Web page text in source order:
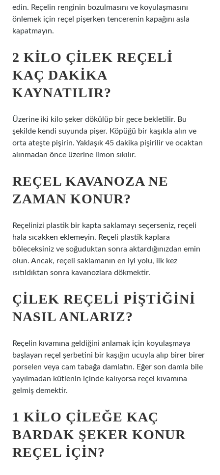
edin. Reçelin renginin bozulmasını ve koyulaşmasını
önlemek için reçel pişerken tencerenin kapağını asla
kapatmayın.
2 KILO ÇILEK REÇELI
KAÇ DAKIKA
KAYNATILIR?
Üzerine iki kilo şeker dökülüp bir gece bekletilir. Bu
şekilde kendi suyunda pişer. Köpüğü bir kaşıkla alın ve
orta ateşte pişirin. Yaklaşık 45 dakika pişirilir ve ocaktan
alınmadan önce üzerine limon sıkılır.
REÇEL KAVANOZA NE
ZAMAN KONUR?
Reçelinizi plastik bir kapta saklamayı seçerseniz, reçeli
hala sıcakken eklemeyin. Reçeli plastik kaplara
böleceksiniz ve soğuduktan sonra aktardığınızdan emin
olun. Ancak, reçeli saklamanın en iyi yolu, ilk kez
ısıtıldıktan sonra kavanozlara dökmektir.
ÇILEK REÇELI PIŞTIĞINI
NASIL ANLARIZ?
Reçelin kıvamına geldiğini anlamak için koyulaşmaya
başlayan reçel şerbetini bir kaşığın ucuyla alıp birer birer
porselen veya cam tabağa damlatın. Eğer son damla bile
yayılmadan kütlenin içinde kalıyorsa reçel kıvamına
gelmiş demektir.
1 KILO ÇILEĞE KAÇ
BARDAK ŞEKER KONUR
REÇEL IÇIN?